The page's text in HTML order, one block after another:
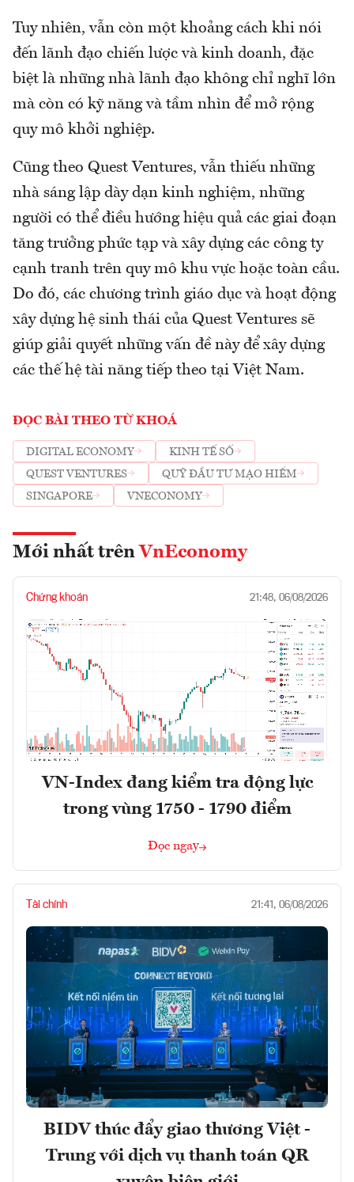
Tuy nhiên, vẫn còn một khoảng cách khi nói
đến lãnh đạo chiến lược và kinh doanh, đặc
biệt là những nhà lãnh đạo không chỉ nghĩ lớn
mà còn có kỹ năng và tầm nhìn để mở rộng
quy mô khởi nghiệp.
Cũng theo Quest Ventures, vẫn thiếu những
nhà sáng lập dày dạn kinh nghiệm, những
người có thể điều hướng hiệu quả các giai đoạn
tăng trưởng phức tạp và xây dựng các công ty
cạnh tranh trên quy mô khu vực hoặc toàn cầu.
Do đó, các chương trình giáo dục và hoạt động
xây dựng hệ sinh thái của Quest Ventures sẽ
giúp giải quyết những vấn đề này để xây dựng
các thế hệ tài năng tiếp theo tại Việt Nam.
ĐỌC BÀI THEO TỪ KHOÁ
DIGITAL ECONOMY
KINH TẾ SỐ
QUEST VENTURES
QUỸ ĐẦU TƯ MẠO HIỂM
SINGAPORE
VNECONOMY
Mới nhất trên VnEconomy
Chứng khoán 21:48, 06/08/2026
VN-Index đang kiểm tra động lực
trong vùng 1750 - 1790 điểm
Đọc ngay
Tài chính 21:41, 06/08/2026
BIDV thúc đẩy giao thương Việt -
Trung với dịch vụ thanh toán QR